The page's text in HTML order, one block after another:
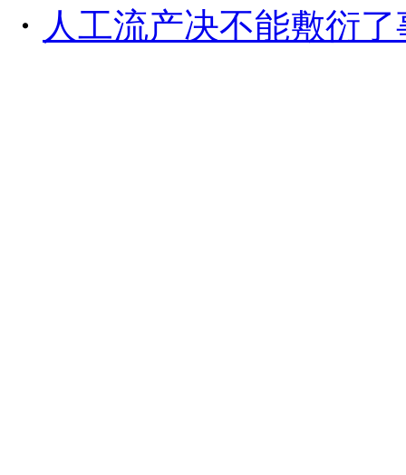
・ 人工流产决不能敷衍了